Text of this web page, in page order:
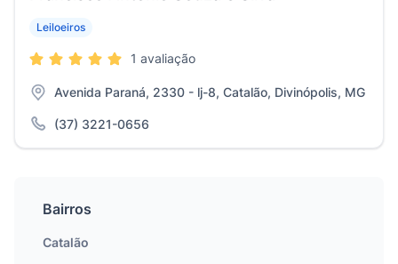
Leiloeiros
1 avaliação
Avenida Paraná, 2330 - lj-8, Catalão, Divinópolis, MG
(37) 3221-0656
Bairros
Catalão